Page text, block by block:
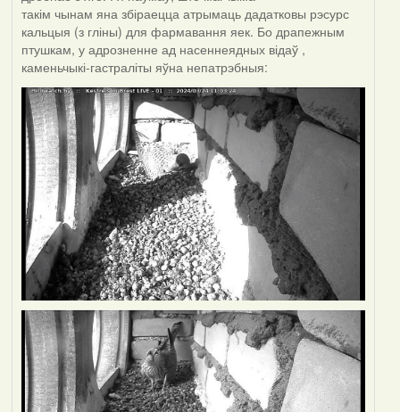
такім чынам яна збіраецца атрымаць дадатковы рэсурс
кальцыя (з гліны) для фармавання яек. Бо драпежным
птушкам, у адрозненне ад насеннеядных відаў ,
каменьчыкі-гастраліты яўна непатрэбныя: